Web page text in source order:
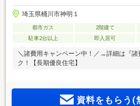
埼玉県桶川市神明１
都市ガス 2階建て
駐車2台以上
即入居可
＼諸費用キャンペーン中！／→詳細は『諸
ク！【長期優良住宅】
資料をもらう(